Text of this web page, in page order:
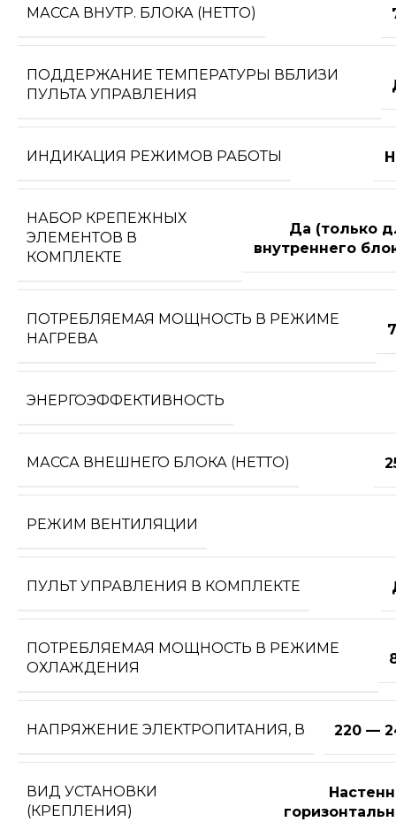
МАССА ВНУТР. БЛОКА (НЕТТО)
ПОДДЕРЖАНИЕ ТЕМПЕРАТУРЫ ВБЛИЗИ
ПУЛЬТА УПРАВЛЕНИЯ
ИНДИКАЦИЯ РЕЖИМОВ РАБОТЫ
НАБОР КРЕПЕЖНЫХ
ЭЛЕМЕНТОВ В
КОМПЛЕКТЕ
Да (только
внутреннего
ПОТРЕБЛЯЕМАЯ МОЩНОСТЬ В РЕЖИМЕ
НАГРЕВА
ЭНЕРГОЭФФЕКТИВНОСТЬ
МАССА ВНЕШНЕГО БЛОКА (НЕТТО)
РЕЖИМ ВЕНТИЛЯЦИИ
ПУЛЬТ УПРАВЛЕНИЯ В КОМПЛЕКТЕ
ПОТРЕБЛЯЕМАЯ МОЩНОСТЬ В РЕЖИМЕ
ОХЛАЖДЕНИЯ
НАПРЯЖЕНИЕ ЭЛЕКТРОПИТАНИЯ, В 220 —
ВИД УСТАНОВКИ
(КРЕПЛЕНИЯ)